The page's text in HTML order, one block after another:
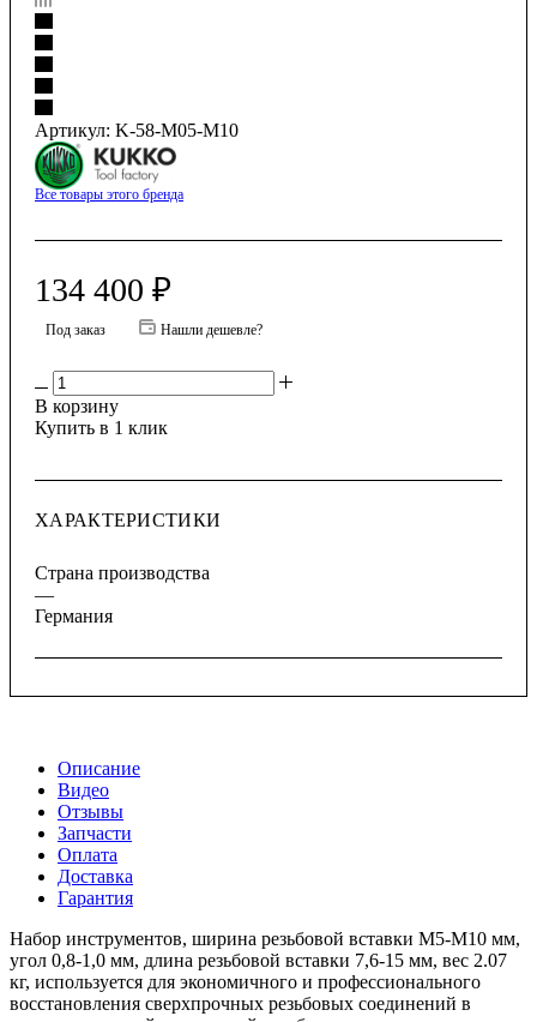
Артикул: K-58-M05-M10
Все товары этого бренда
134 400 ₽
Под заказ Нашли дешевле?
В корзину
Купить в 1 клик
ХАРАКТЕРИСТИКИ
Страна производства
—
Германия
Описание
Видео
Отзывы
Запчасти
Оплата
Доставка
Гарантия
Набор инструментов, ширина резьбовой вставки M5-M10 мм,
угол 0,8-1,0 мм, длина резьбовой вставки 7,6-15 мм, вес 2.07
кг, используется для экономичного и профессионального
восстановления сверхпрочных резьбовых соединений в